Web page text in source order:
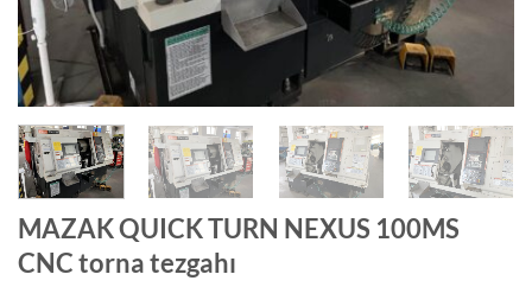
MAZAK QUICK TURN NEXUS 100MS
CNC torna tezgahı